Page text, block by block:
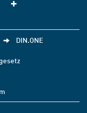
DIN.ONE